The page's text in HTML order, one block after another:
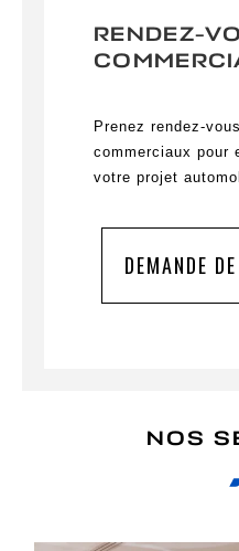
RENDEZ-
Prenez rendez-
commerciaux pour
votre projet
DEMANDE
NOS